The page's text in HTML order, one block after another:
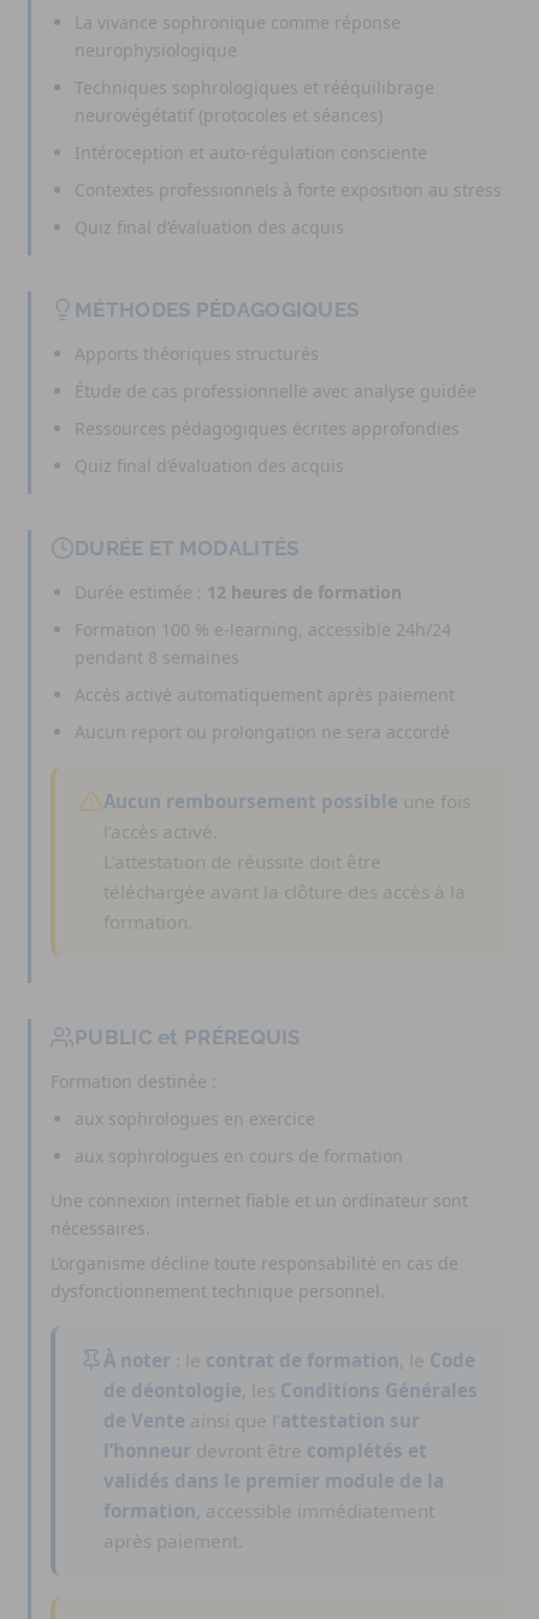
La vivance sophronique comme réponse
neurophysiologique
Techniques sophrologiques et rééquilibrage
neurovégétatif (protocoles et séances)
Intéroception et auto-régulation consciente
Contextes professionnels à forte exposition au stress
Quiz final d’évaluation des acquis
MÉTHODES PÉDAGOGIQUES
Apports théoriques structurés
Étude de cas professionnelle avec analyse guidée
Ressources pédagogiques écrites approfondies
Quiz final d’évaluation des acquis
DURÉE ET MODALITÉS
Durée estimée : 12 heures de formation
Formation 100 % e-learning, accessible 24h/24
pendant 8 semaines
Accès activé automatiquement après paiement
Aucun report ou prolongation ne sera accordé
Aucun remboursement possible une fois
l’accès activé.
L’attestation de réussite doit être
téléchargée avant la clôture des accès à la
formation.
PUBLIC et PRÉREQUIS
Formation destinée :
aux sophrologues en exercice
aux sophrologues en cours de formation
Une connexion internet fiable et un ordinateur sont
nécessaires.
L’organisme décline toute responsabilité en cas de
dysfonctionnement technique personnel.
À noter : le contrat de formation , le Code
de déontologie , les Conditions Générales
de Vente ainsi que l’attestation sur
l’honneur devront être complétés et
validés dans le premier module de la
formation , accessible immédiatement
après paiement.